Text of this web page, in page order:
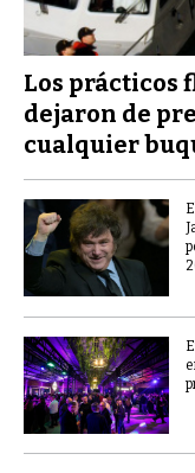
Los prácticos
dejaron de
cualquier